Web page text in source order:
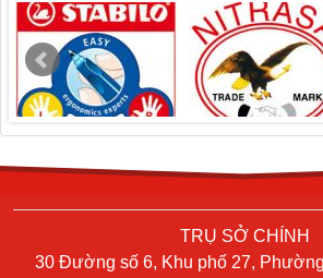
TRỤ SỞ CHÍNH
30 Đường số 6, Khu phố 27,